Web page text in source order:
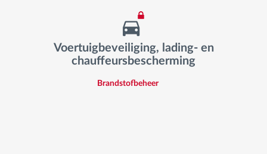
Voertuigbeveiliging, lading- en
chauffeursbescherming
Brandstofbeheer